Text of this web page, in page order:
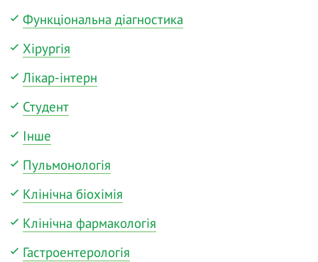
Функціональна діагностика
Хірургія
Лікар-інтерн
Студент
Інше
Пульмонологія
Клінічна біохімія
Клінічна фармакологія
Гастроентерологія